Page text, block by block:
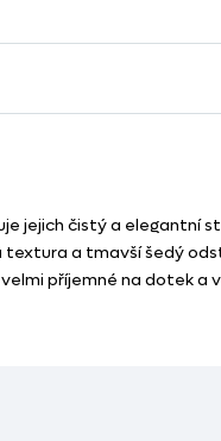
jejich čistý a elegantní
textura a tmavší šedý
příjemné na dotek a